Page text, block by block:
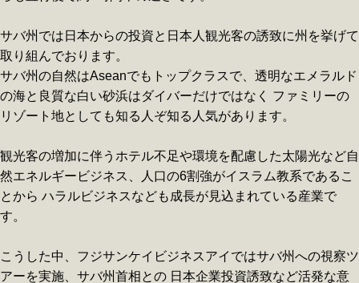
サバ州では日本からの投資と日本人観光客の誘致に州を挙げて
取り組んでおります。
サバ州の自然はAseanでもトップクラスで、透明なエメラルド
の海と良質な白い砂浜はダイバーだけではなく ファミリーの
リゾート地としても知る人ぞ知る人気があります。
観光客の増加に伴うホテル不足や環境を配慮した太陽光など自
然エネルギービジネス、人口の6割強がイスラム教系であるこ
とから ハラルビジネスなども成長が見込まれている産業で
す。
こうした中、フジサンケイビジネスアイではサバ州への視察ツ
アーを実施、サバ州首相との 日本企業投資誘致など活発な意